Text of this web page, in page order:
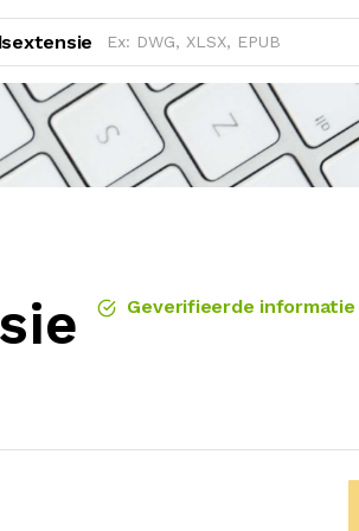
Geverifieerde informatie